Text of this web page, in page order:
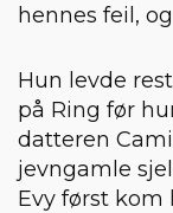
hennes feil,
Hun levde
på Ring før
datteren
jevngamle
Evy først